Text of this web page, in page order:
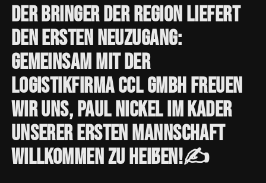
DerBringerderRegionliefert
denerstenNeuzugang:
Gemeinsammitder
LogistikfirmaCCLGmbHfreuen
wiruns,PaulNickelimKader
unserererstenMannschaft
willkommenzuheißen!✍️